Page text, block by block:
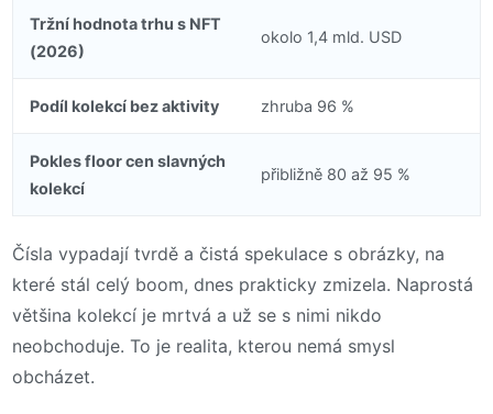
Tržní hodnota trhu s NFT
(2026)
okolo 1,4 mld. USD
Podíl kolekcí bez aktivity zhruba 96 %
Pokles floor cen slavných
kolekcí
přibližně 80 až 95 %
Čísla vypadají tvrdě a čistá spekulace s obrázky, na
které stál celý boom, dnes prakticky zmizela. Naprostá
většina kolekcí je mrtvá a už se s nimi nikdo
neobchoduje. To je realita, kterou nemá smysl
obcházet.